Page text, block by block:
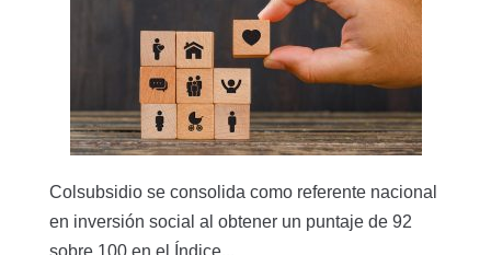
Colsubsidio se consolida como referente nacional
en inversión social al obtener un puntaje de 92